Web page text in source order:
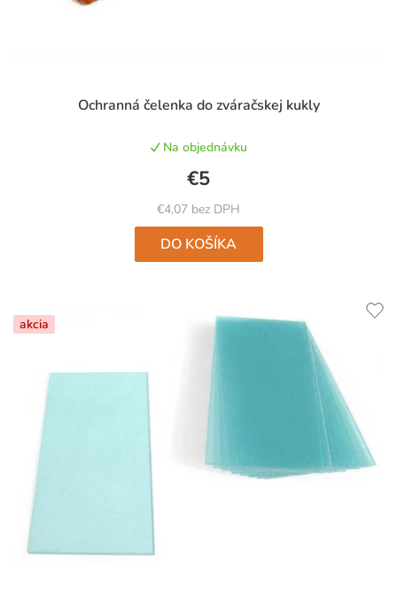
Ochranná čelenka do zváračskej kukly
hodnotenie
je
4,8
z
5
hviezdičiek.
Na objednávku
€4,07 bez DPH
€5
DO KOŠÍKA
akcia